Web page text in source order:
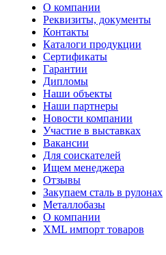
О компании
Реквизиты, документы
Контакты
Каталоги продукции
Сертификаты
Гарантии
Дипломы
Наши объекты
Наши партнеры
Новости компании
Участие в выставках
Вакансии
Для соискателей
Ищем менеджера
Отзывы
Закупаем сталь в рулонах
Металлобазы
О компании
XML импорт товаров